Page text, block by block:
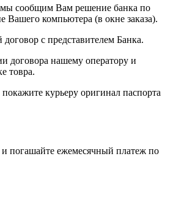
сообщим Вам решение банка по
компьютера (в окне заказа).
с представителем Банка.
договора нашему оператору и
товра.
курьеру оригинал паспорта
и погашайте ежемесячный платеж по